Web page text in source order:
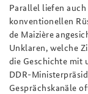
Parallel liefen
konventionellen
de Maizière
Unklaren, welche
die Geschichte mit
DDR-
Gesprächskanäle